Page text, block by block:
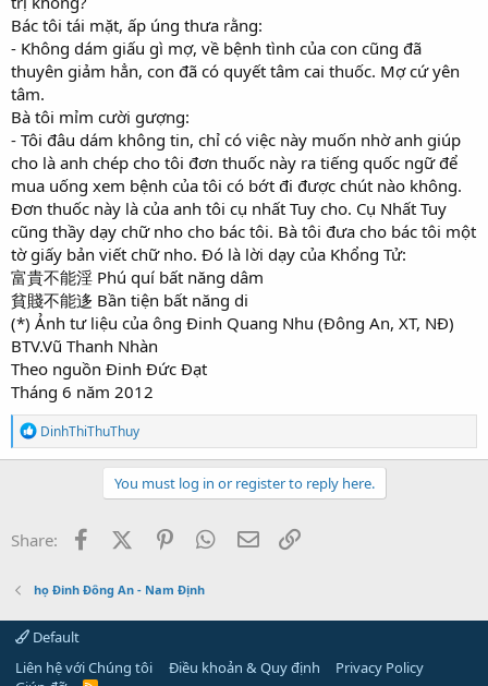
Bác tôi tái mặt, ấp úng thưa rằng:
- Không dám giấu gì mợ, về bệnh tình của con cũng đã
thuyên giảm hẳn, con đã có quyết tâm cai thuốc. Mợ cứ yên
tâm.
Bà tôi mỉm cười gượng:
- Tôi đâu dám không tin, chỉ có việc này muốn nhờ anh giúp
cho là anh chép cho tôi đơn thuốc này ra tiếng quốc ngữ để
mua uống xem bệnh của tôi có bớt đi được chút nào không.
Đơn thuốc này là của anh tôi cụ nhất Tuy cho. Cụ Nhất Tuy
cũng thầy dạy chữ nho cho bác tôi. Bà tôi đưa cho bác tôi một
tờ giấy bản viết chữ nho. Đó là lời dạy của Khổng Tử:
富貴不能淫 Phú quí bất năng dâm
貧賤不能迻 Bần tiện bất năng di
(*) Ảnh tư liệu của ông Đinh Quang Nhu (Đông An, XT, NĐ)
BTV.Vũ Thanh Nhàn
Theo nguồn Đinh Đức Đạt
Tháng 6 năm 2012
R
e
a
o
n
:
DinhThiThuThuy
You must log in or register to reply here.
Share: FacebookX (Twitter)PinterestWhatsApp
Email
họ Đinh Đông An - Nam Định
Default
Liên hệ với Chúng tôi
Điều khoản & Quy định
Privacy Policy